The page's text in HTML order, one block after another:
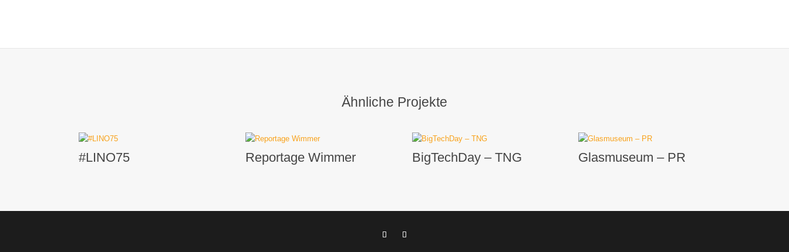
Ähnliche Projekte
#LINO75 Reportage Wimmer BigTechDay – TNG Glasmuseum – PR